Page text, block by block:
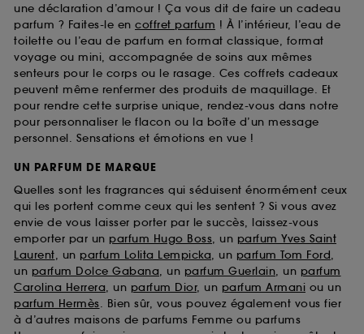
une déclaration d’amour ! Ça vous dit de faire un cadeau
parfum ? Faites-le en coffret parfum ! À l’intérieur, l’eau de
toilette ou l’eau de parfum en format classique, format
voyage ou mini, accompagnée de soins aux mêmes
senteurs pour le corps ou le rasage. Ces coffrets cadeaux
peuvent même renfermer des produits de maquillage. Et
pour rendre cette surprise unique, rendez-vous dans notre
pour personnaliser le flacon ou la boîte d’un message
personnel. Sensations et émotions en vue !
UN PARFUM DE MARQUE
Quelles sont les fragrances qui séduisent énormément ceux
qui les portent comme ceux qui les sentent ? Si vous avez
envie de vous laisser porter par le succès, laissez-vous
emporter par un parfum Hugo Boss, un parfum Yves Saint
Laurent, un parfum Lolita Lempicka, un parfum Tom Ford,
un parfum Dolce Gabana, un parfum Guerlain, un parfum
Carolina Herrera, un parfum Dior, un parfum Armani ou un
parfum Hermès. Bien sûr, vous pouvez également vous fier
à d’autres maisons de parfums Femme ou parfums